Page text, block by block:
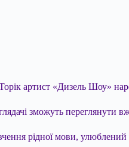
артист «Дизель Шоу»
зможуть переглянути
рідної мови,